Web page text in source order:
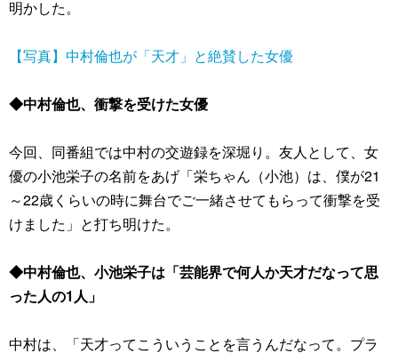
明かした。
【写真】中村倫也が「天才」と絶賛した女優
◆中村倫也、衝撃を受けた女優
今回、同番組では中村の交遊録を深堀り。友人として、女
優の小池栄子の名前をあげ「栄ちゃん（小池）は、僕が21
～22歳くらいの時に舞台でご一緒させてもらって衝撃を受
けました」と打ち明けた。
◆中村倫也、小池栄子は「芸能界で何人か天才だなって思
った人の1人」
中村は、「天才ってこういうことを言うんだなって。プラ